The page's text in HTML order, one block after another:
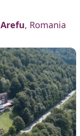
Arefu, Romania